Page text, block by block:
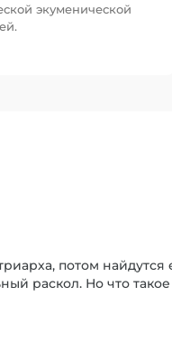
экуменической
потом
раскол. Но что